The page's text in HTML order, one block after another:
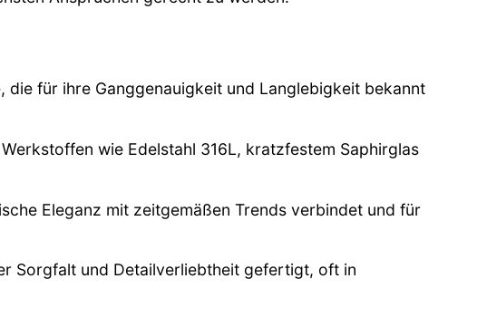
die für ihre Ganggenauigkeit und Langlebigkeit bekannt
wie Edelstahl 316L, kratzfestem Saphirglas
Eleganz mit zeitgemäßen Trends verbindet und für
Sorgfalt und Detailverliebtheit gefertigt, oft in